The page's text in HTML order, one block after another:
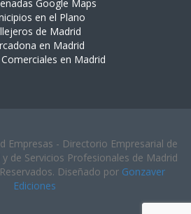
Google Maps
en el Plano
de Madrid
en Madrid
en Madrid
Empresas - Directorio Empresarial de
de Servicios Profesionales de Madrid
Diseñado por Gonzaver
Ediciones